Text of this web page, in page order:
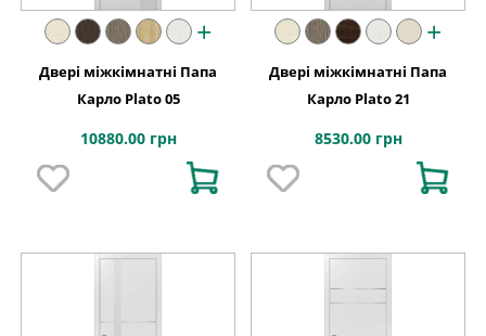
+
Двері міжкімнатні Папа
Карло Plato 05
10880.00 грн
+
Двері міжкімнатні Папа
Карло Plato 21
8530.00 грн